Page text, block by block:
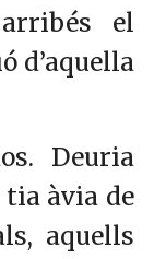
el
d’aquella
Deuria
àvia de
aquells